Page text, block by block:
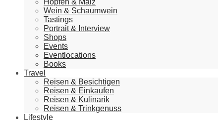
Hopfen & Malz
Wein & Schaumwein
Tastings
Portrait & Interview
Shops
Events
Eventlocations
Books
Travel
Reisen & Besichtigen
Reisen & Einkaufen
Reisen & Kulinarik
Reisen & Trinkgenuss
Lifestyle